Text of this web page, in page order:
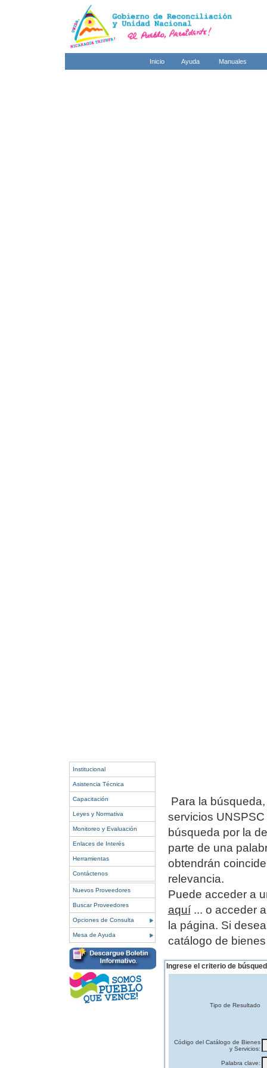
Inicio Ayuda Manuales
Institucional
Asistencia Técnica
Capacitación
Leyes y Normativa
Monitoreo y Evaluación
Enlaces de Interés
Herramientas
Contáctenos
Nuevos Proveedores
Buscar Proveedores
Opciones de Consulta
Mesa de Ayuda
Para la
servicios
búsqueda por la
parte de una
obtendrán
relevancia.
Puede acceder a
aquí ... o acceder
la página. Si
catálogo de
Ingrese el criterio de
Tipo de Resultado
Código del Catálogo de Bienes
y Servicios:
Palabra clave: